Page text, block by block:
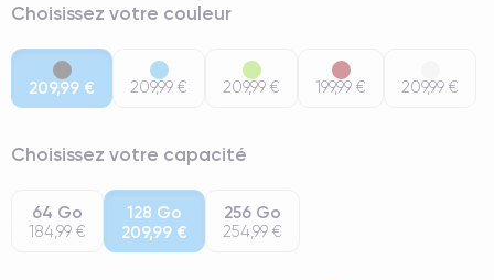
Choisissez votre couleur
209,99 € 209,99 € 209,99 € 199,99 € 209,99 €
Choisissez votre capacité
64 Go
184,99 €
128 Go
209,99 €
256 Go
254,99 €